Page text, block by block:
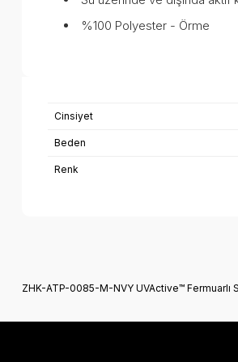
%100 Polyester - Örme
Cinsiyet
Beden
Renk
ZHK-ATP-0085-M-NVY UVActive™ Fermuarlı